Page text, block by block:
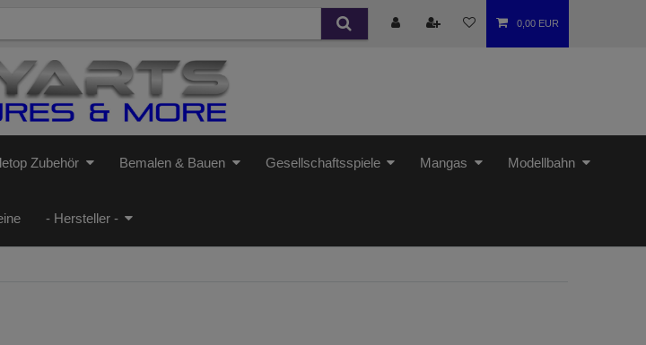
0,00 EUR
Zubehör Bemalen & Bauen Gesellschaftsspiele Mangas Modellbahn
- Hersteller -